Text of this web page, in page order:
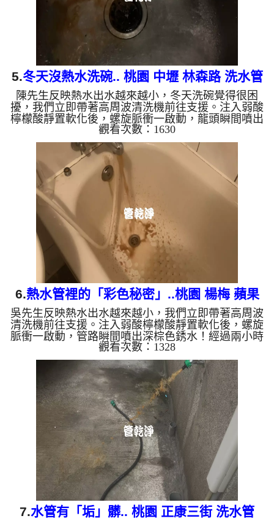
5.冬天沒熱水洗碗.. 桃園 中壢 林森路 洗水管
陳先生反映熱水出水越來越小，冬天洗碗覺得很困
擾，我們立即帶著高周波清洗機前往支援。注入弱酸
檸檬酸靜置軟化後，螺旋脈衝一啟動，龍頭瞬間噴出
鐵銹水！經過兩小時努力，熱水出水量終於恢復清
澈。 為什麼水管需要定期「大掃除」？ 單靠水壓帶
不走管壁陳年汙垢。不同的水質顏色，反映了不同的
居家隱患： 棕色（鐵鏽）： 管線老化徵兆。 黑色
（氧化錳）： 常見於地下水源。 綠色（銅綠）： 銅
合金接頭氧化。 乳白（生物膜）： 細菌黏液滋生的
警訊。 ...
觀看次數：1630
6.熱水管裡的「彩色秘密」..桃園 楊梅 蘋果
路 清洗水管
吳先生反映熱水出水越來越小，我們立即帶著高周波
清洗機前往支援。注入弱酸檸檬酸靜置軟化後，螺旋
脈衝一啟動，管路瞬間噴出深棕色銹水！經過兩小時
奮鬥，水流終於恢復清澈與強勁。 為什麼水管需要
定期「大掃除」？ 單靠水壓帶不走管壁陳年汙垢。
不同的水質顏色，反映了不同的居家隱患： 棕色
（鐵鏽）： 管線老化徵兆。 黑色（氧化錳）： 常見
於地下水源。 綠色（銅綠）： 銅合金接頭氧化。 乳
白（生物膜）： 細菌黏液滋生的警訊。 ...
觀看次數：1328
7.水管有「垢」髒.. 桃園 正康三街 洗水管